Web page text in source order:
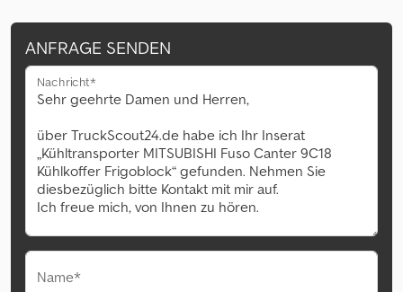
ANFRAGE SENDEN
Nachricht*
Name*